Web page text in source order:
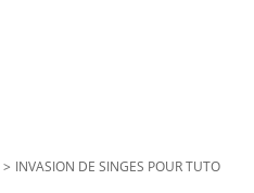
> INVASION DE SINGES POUR TUTO